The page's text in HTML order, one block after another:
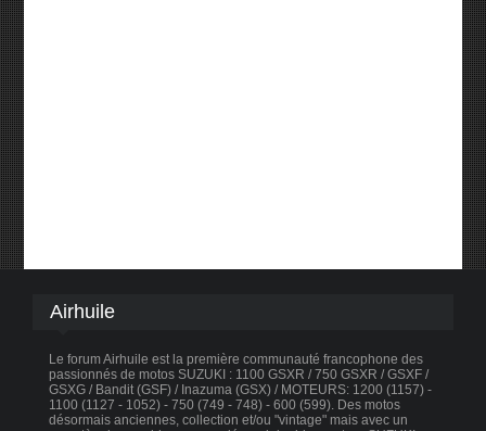
Airhuile
Le forum Airhuile est la première communauté francophone des
passionnés de motos SUZUKI : 1100 GSXR / 750 GSXR / GSXF /
GSXG / Bandit (GSF) / Inazuma (GSX) / MOTEURS: 1200 (1157) -
1100 (1127 - 1052) - 750 (749 - 748) - 600 (599). Des motos
désormais anciennes, collection et/ou "vintage" mais avec un